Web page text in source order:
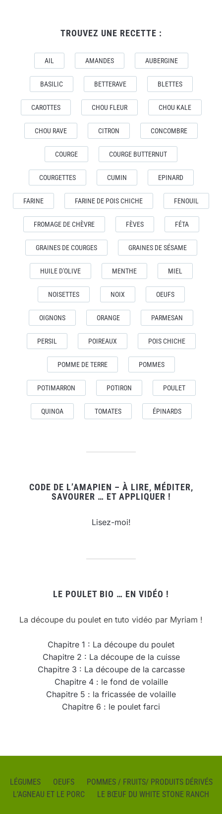
TROUVEZ UNE RECETTE :
AIL AMANDES AUBERGINE
BASILIC BETTERAVE BLETTES
CAROTTES CHOU FLEUR CHOU KALE
CHOU RAVE CITRON CONCOMBRE
COURGE COURGE BUTTERNUT
COURGETTES CUMIN EPINARD
FARINE FARINE DE POIS CHICHE FENOUIL
FROMAGE DE CHÈVRE FÈVES FÉTA
GRAINES DE COURGES GRAINES DE SÉSAME
HUILE D'OLIVE MENTHE MIEL
NOISETTES NOIX OEUFS
OIGNONS ORANGE PARMESAN
PERSIL POIREAUX POIS CHICHE
POMME DE TERRE POMMES
POTIMARRON POTIRON POULET
QUINOA TOMATES ÉPINARDS
CODE DE L’AMAPIEN – À LIRE, MÉDITER,
SAVOURER … ET APPLIQUER !
Lisez-moi!
LE POULET BIO … EN VIDÉO !
La découpe du poulet en tuto vidéo par Myriam !
Chapitre 1 : La découpe du poulet
Chapitre 2 : La découpe de la cuisse
Chapitre 3 : La découpe de la carcasse
Chapitre 4 : le fond de volaille
Chapitre 5 : la fricassée de volaille
Chapitre 6 : le poulet farci
LÉGUMES OEUFS
POMMES / FRUITS/ PRODUITS DÉRIVÉS
L’AGNEAU ET LE PORC
LE BŒUF DU WHITE STONE RANCH